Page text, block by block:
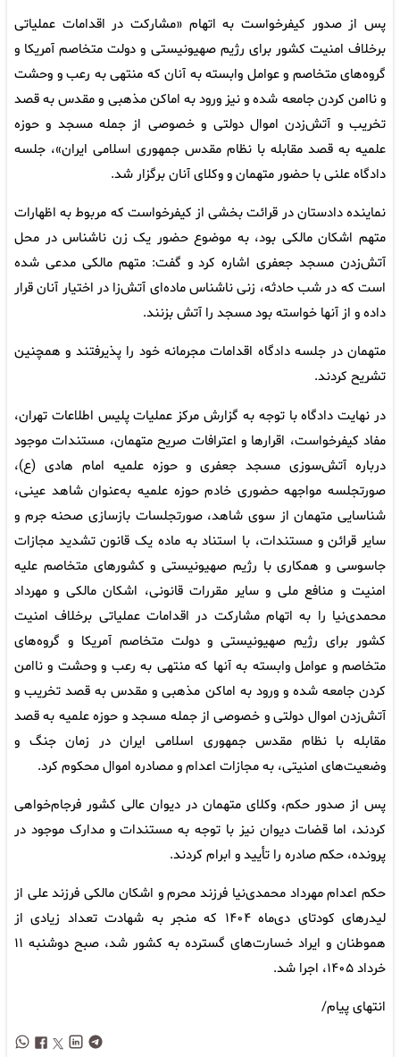
پس از صدور کیفرخواست به اتهام «مشارکت در اقدامات عملیاتی
برخلاف امنیت کشور برای رژیم صهیونیستی و دولت متخاصم آمریکا و
گروه‌های متخاصم و عوامل وابسته به آنان که منتهی به رعب و وحشت
و ناامن کردن جامعه شده و نیز ورود به اماکن مذهبی و مقدس به قصد
تخریب و آتش‌زدن اموال دولتی و خصوصی از جمله مسجد و حوزه
علمیه به قصد مقابله با نظام مقدس جمهوری اسلامی ایران»، جلسه
دادگاه علنی با حضور متهمان و وکلای آنان برگزار شد.
نماینده دادستان در قرائت بخشی از کیفرخواست که مربوط به اظهارات
متهم اشکان مالکی بود، به موضوع حضور یک زن ناشناس در محل
آتش‌زدن مسجد جعفری اشاره کرد و گفت: متهم مالکی مدعی شده
است که در شب حادثه، زنی ناشناس ماده‌ای آتش‌زا در اختیار آنان قرار
داده و از آنها خواسته بود مسجد را آتش بزنند.
متهمان در جلسه دادگاه اقدامات مجرمانه خود را پذیرفتند و همچنین
تشریح کردند.
در نهایت دادگاه با توجه به گزارش مرکز عملیات پلیس اطلاعات تهران،
مفاد کیفرخواست، اقرارها و اعترافات صریح متهمان، مستندات موجود
درباره آتش‌سوزی مسجد جعفری و حوزه علمیه امام هادی (ع)،
صورتجلسه مواجهه حضوری خادم حوزه علمیه به‌عنوان شاهد عینی،
شناسایی متهمان از سوی شاهد، صورتجلسات بازسازی صحنه جرم و
سایر قرائن و مستندات، با استناد به ماده یک قانون تشدید مجازات
جاسوسی و همکاری با رژیم صهیونیستی و کشورهای متخاصم علیه
امنیت و منافع ملی و سایر مقررات قانونی، اشکان مالکی و مهرداد
محمدی‌نیا را به اتهام مشارکت در اقدامات عملیاتی برخلاف امنیت
کشور برای رژیم صهیونیستی و دولت متخاصم آمریکا و گروه‌های
متخاصم و عوامل وابسته به آنها که منتهی به رعب و وحشت و ناامن
کردن جامعه شده و ورود به اماکن مذهبی و مقدس به قصد تخریب و
آتش‌زدن اموال دولتی و خصوصی از جمله مسجد و حوزه علمیه به قصد
مقابله با نظام مقدس جمهوری اسلامی ایران در زمان جنگ و
وضعیت‌های امنیتی، به مجازات اعدام و مصادره اموال محکوم کرد.
پس از صدور حکم، وکلای متهمان در دیوان عالی کشور فرجام‌خواهی
کردند، اما قضات دیوان نیز با توجه به مستندات و مدارک موجود در
پرونده، حکم صادره را تأیید و ابرام کردند.
حکم اعدام مهرداد محمدی‌نیا فرزند محرم و اشکان مالکی فرزند علی از
لیدرهای کودتای دی‌ماه ۱۴۰۴ که منجر به شهادت تعداد زیادی از
هموطنان و ایراد خسارت‌های گسترده به کشور شد، صبح دوشنبه ۱۱
خرداد ۱۴۰۵، اجرا شد.
انتهای پیام/